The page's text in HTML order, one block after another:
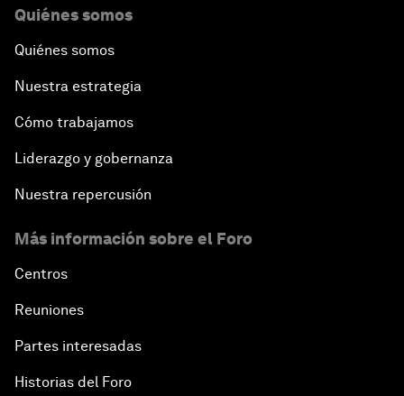
Quiénes somos
Quiénes somos
Nuestra estrategia
Cómo trabajamos
Liderazgo y gobernanza
Nuestra repercusión
Más información sobre el Foro
Centros
Reuniones
Partes interesadas
Historias del Foro